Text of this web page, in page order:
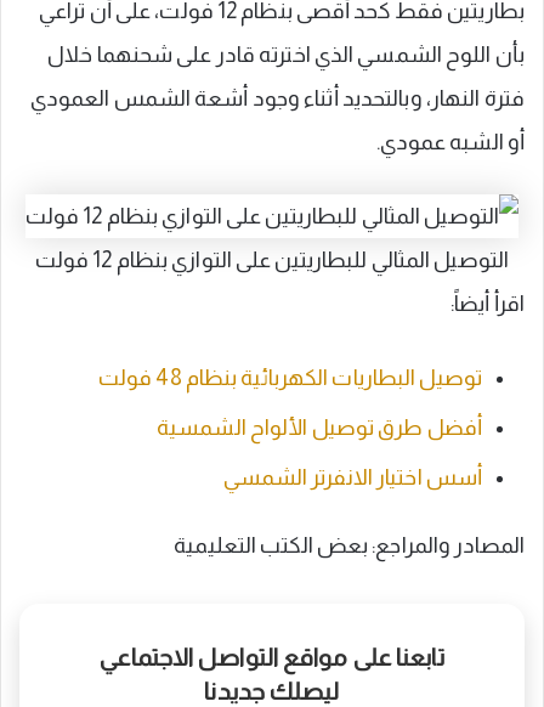
بطاريتين فقط كحد أقصى بنظام 12 فولت، على أن تراعي
بأن اللوح الشمسي الذي اخترته قادر على شحنهما خلال
فترة النهار، وبالتحديد أثناء وجود أشعة الشمس العمودي
أو الشبه عمودي.
التوصيل المثالي للبطاريتين على التوازي بنظام 12 فولت
اقرأ أيضاً:
توصيل البطاريات الكهربائية بنظام 48 فولت
أفضل طرق توصيل الألواح الشمسية
أسس اختيار الانفرتر الشمسي
المصادر والمراجع: بعض الكتب التعليمية
تابعنا على مواقع التواصل الاجتماعي
ليصلك جديدنا